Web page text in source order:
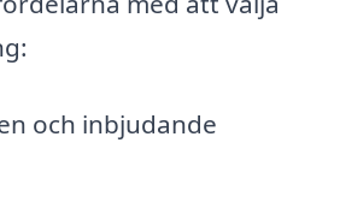
och inbjudande